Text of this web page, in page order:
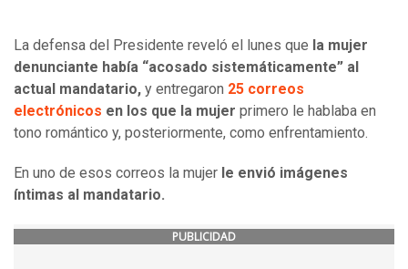
La defensa del Presidente reveló el lunes que la mujer
denunciante había “acosado sistemáticamente” al
actual mandatario, y entregaron 25 correos
electrónicos en los que la mujer primero le hablaba en
tono romántico y, posteriormente, como enfrentamiento.
En uno de esos correos la mujer le envió imágenes
íntimas al mandatario.
PUBLICIDAD